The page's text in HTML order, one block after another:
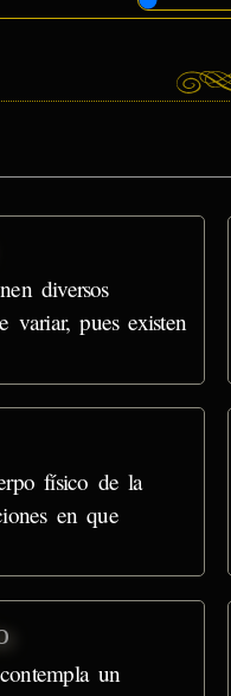
diversos
variar, pues existen
físico de la
en que
un